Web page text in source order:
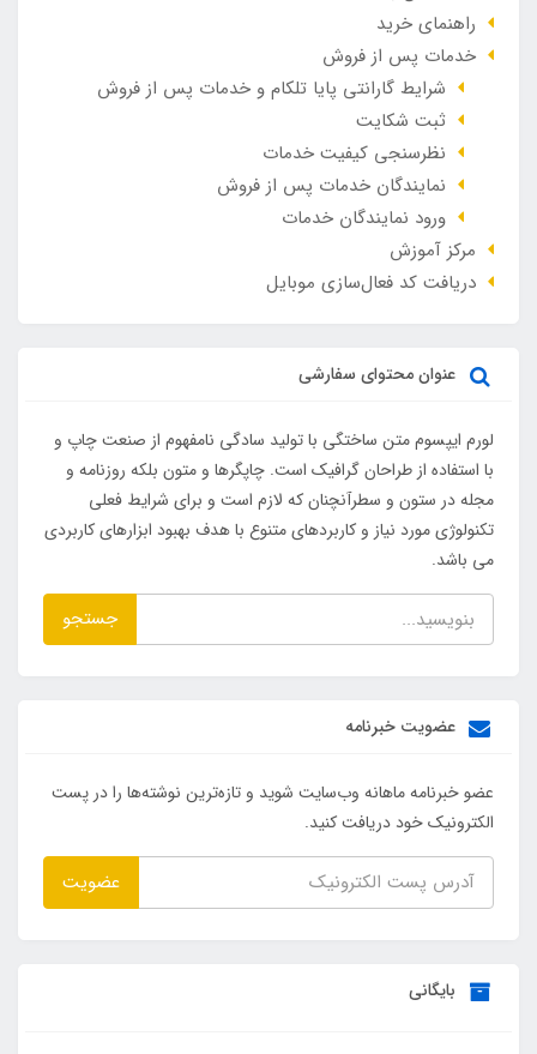
راهنمای خرید
خدمات پس از فروش
شرایط گارانتی پایا تلکام و خدمات پس از فروش
ثبت شکایت
نظرسنجی کیفیت خدمات
نمایندگان خدمات پس از فروش
ورود نمایندگان خدمات
مرکز آموزش
دریافت کد فعال‌سازی موبایل
عنوان محتوای سفارشی
لورم ایپسوم متن ساختگی با تولید سادگی نامفهوم از صنعت چاپ و
با استفاده از طراحان گرافیک است. چاپگرها و متون بلکه روزنامه و
مجله در ستون و سطرآنچنان که لازم است و برای شرایط فعلی
تکنولوژی مورد نیاز و کاربردهای متنوع با هدف بهبود ابزارهای کاربردی
می باشد.
جستجو
عضویت خبرنامه
عضو خبرنامه ماهانه وب‌سایت شوید و تازه‌ترین نوشته‌ها را در پست
الکترونیک خود دریافت کنید.
عضویت
بایگانی